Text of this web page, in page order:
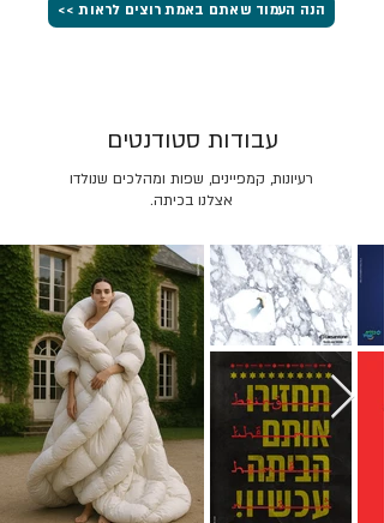
הנה העמוד שאתם באמת רוצים לראות >>
רעיונות, קמפיינים, שפות ומהלכים שנולדו
אצלנו בכיתה.
עבודות סטודנטים